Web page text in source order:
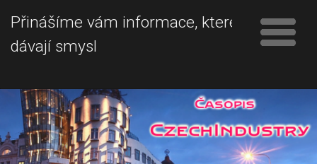
Přinášíme vám informace, které
dávají smysl